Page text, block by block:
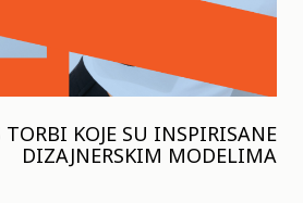
KOJE SU INSPIRISANE
DIZAJNERSKIM MODELIMA